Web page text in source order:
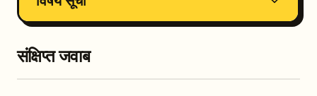
संक्षिप्त जवाब